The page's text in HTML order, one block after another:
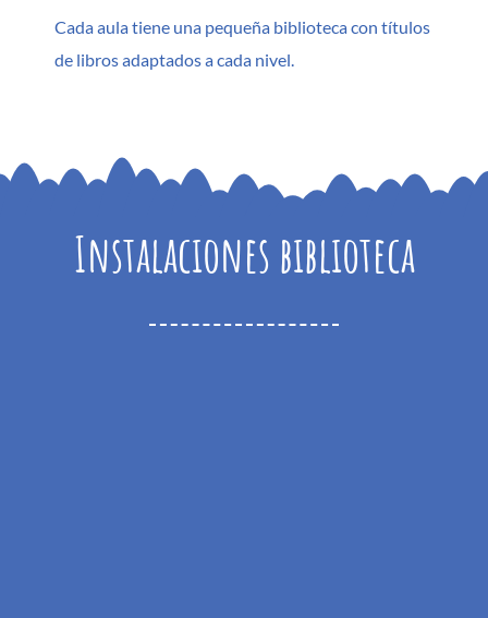
Cada aula tiene una pequeña biblioteca con títulos
de libros adaptados a cada nivel.
Instalaciones biblioteca